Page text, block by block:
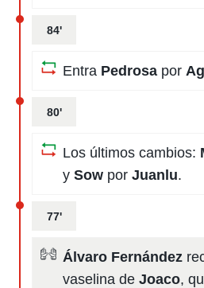
84'
Entra Pedrosa por
80'
Los últimos cambios:
y Sow por Juanlu.
77'
Álvaro Fernández
vaselina de Joaco,